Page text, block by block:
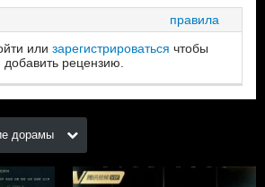
правила
или зарегистрироваться чтобы
добавить рецензию.
дорамы